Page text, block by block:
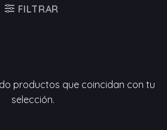
FILTRAR
productos que coincidan con tu
selección.